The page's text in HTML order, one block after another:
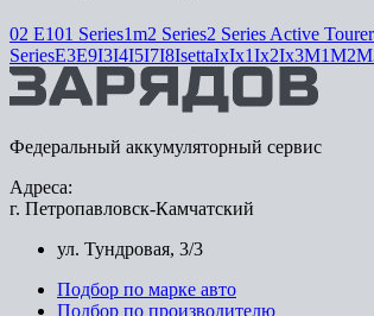
02 E101 Series1m2 Series2 Series Active Tourer
SeriesE3E9I3I4I5I7I8IsettaIxIx1Ix2Ix3M1M2
Федеральный аккумуляторный сервис
Адреса:
г. Петропавловск-Камчатский
ул. Тундровая, 3/3
Подбор по марке авто
Подбор по производителю